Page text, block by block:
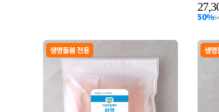
50%
생명돌봄 전용 생명